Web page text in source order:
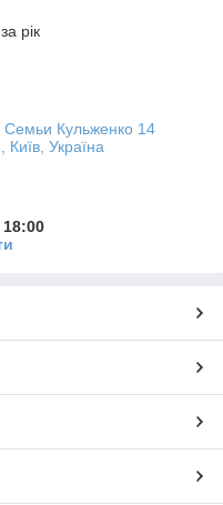
рік
Семьи Кульженко 14
Україна